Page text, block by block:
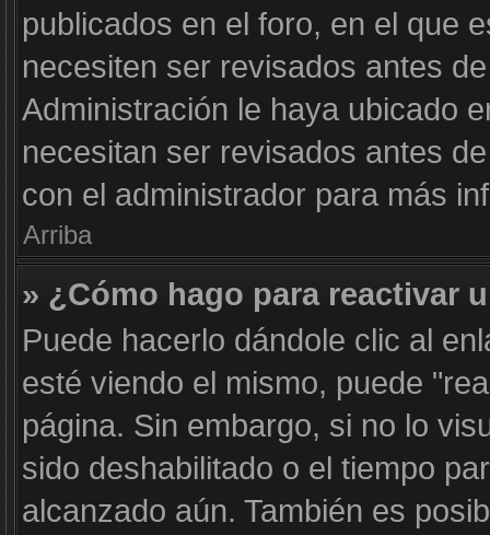
publicados en el foro, en el que
necesiten ser revisados antes
Administración le haya ubicado
necesitan ser revisados antes
con el administrador para más
Arriba
» ¿Cómo hago para reactivar
Puede hacerlo dándole clic al
esté viendo el mismo, puede
página. Sin embargo, si no lo
sido deshabilitado o el tiempo
alcanzado aún. También es